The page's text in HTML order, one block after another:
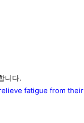
니다.
fatigue from their